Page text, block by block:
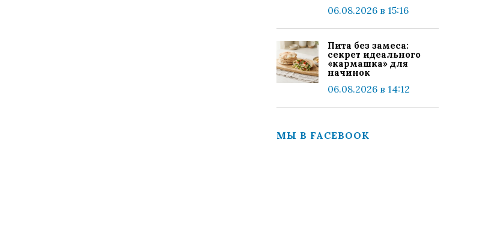
06.08.2026 в 15:16
Пита без замеса:
секрет идеального
«кармашка» для
начинок
06.08.2026 в 14:12
МЫ В FACEBOOK